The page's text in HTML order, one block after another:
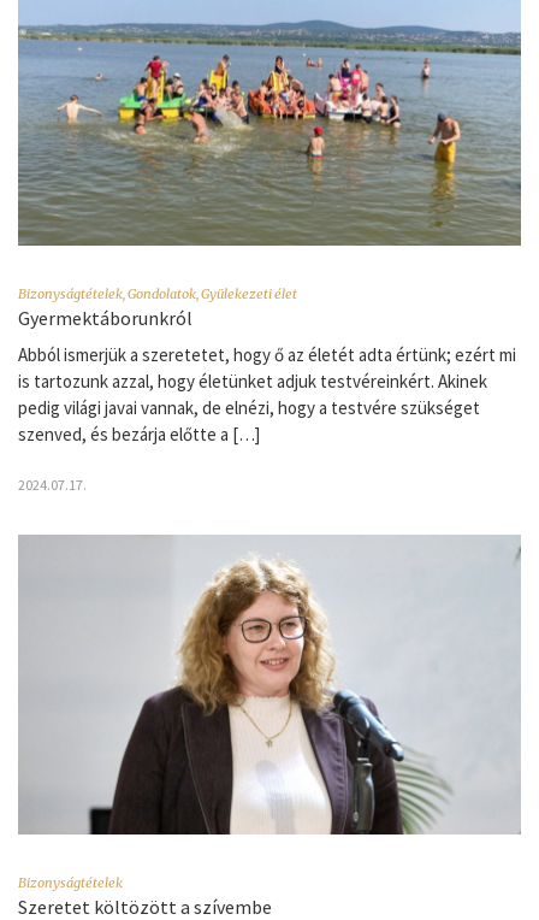
Bizonyságtételek,Gondolatok,Gyülekezeti élet
Gyermektáborunkról
Abból ismerjük a szeretetet, hogy ő az életét adta értünk; ezért mi
is tartozunk azzal, hogy életünket adjuk testvéreinkért. Akinek
pedig világi javai vannak, de elnézi, hogy a testvére szükséget
szenved, és bezárja előtte a […]
2024.07.17.
Bizonyságtételek
Szeretet költözött a szívembe